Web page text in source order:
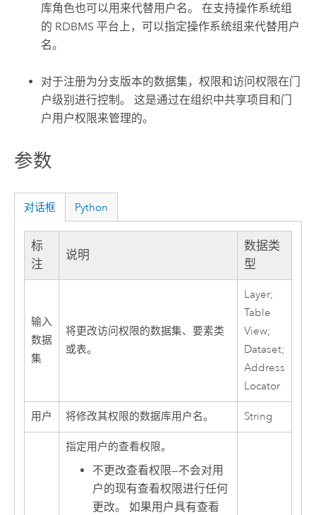
库角色也可以用来代替用户名。 在支持操作系统组
的 RDBMS 平台上，可以指定操作系统组来代替用户
名。
对于注册为分支版本的数据集，权限和访问权限在门
户级别进行控制。 这是通过在组织中共享项目和门
户用户权限来管理的。
参数
对话框 Python
标
注
说明
数据类
型
输入
数据
集
将更改访问权限的数据集、要素类
或表。
Layer;
Table
View;
Dataset;
Address
Locator
用户 将修改其权限的数据库用户名。 String
指定用户的查看权限。
不更改查看权限—不会对用
户的现有查看权限进行任何
更改。 如果用户具有查看